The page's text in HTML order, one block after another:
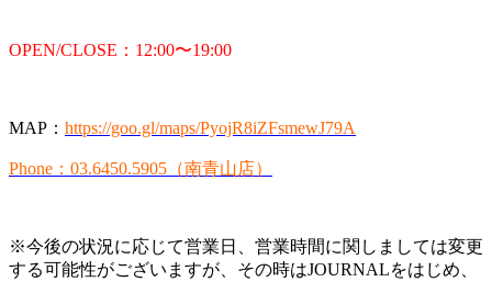
OPEN/CLOSE：12:00〜19:00
MAP： https://goo.gl/maps/PyojR8iZFsmewJ79A
Phone：03.6450.5905（南青山店）
※今後の状況に応じて営業日、営業時間に関しましては変更
する可能性がございますが、その時はJOURNALをはじめ、